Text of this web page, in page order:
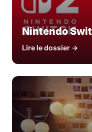
Nintendo
Lire le dossier →